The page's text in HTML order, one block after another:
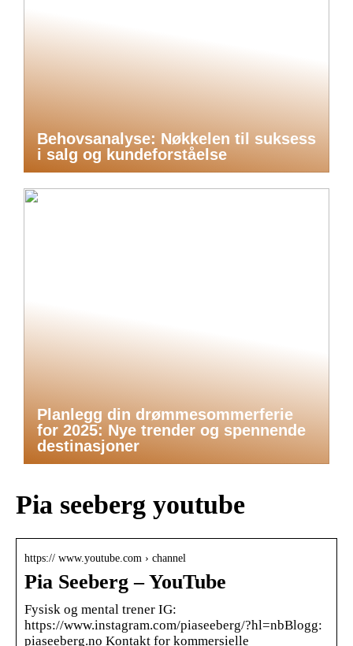
Behovsanalyse: Nøkkelen til suksess
i salg og kundeforståelse
Planlegg din drømmesommerferie
for 2025: Nye trender og spennende
destinasjoner
Pia seeberg youtube
https:// www.youtube.com › channel
Pia Seeberg – YouTube
Fysisk og mental trener IG:
https://www.instagram.com/piaseeberg/?hl=nbBlogg:
piaseeberg.no Kontakt for kommersielle